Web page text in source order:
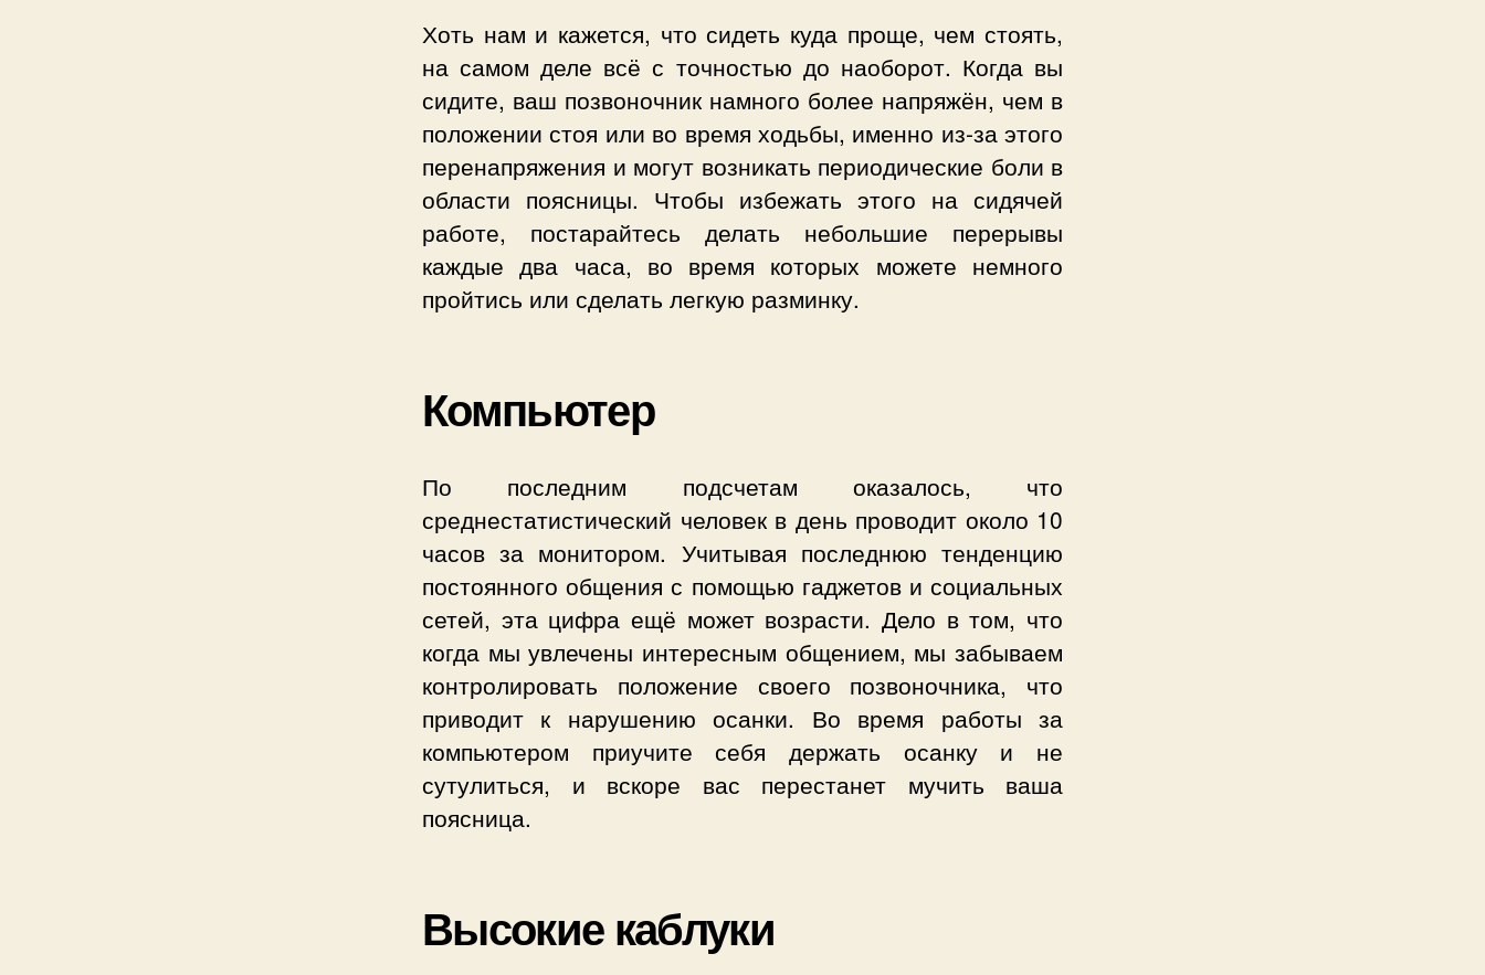
Хоть нам и кажется, что сидеть куда проще, чем стоять,
на самом деле всё с точностью до наоборот. Когда вы
сидите, ваш позвоночник намного более напряжён, чем в
положении стоя или во время ходьбы, именно из-за этого
перенапряжения и могут возникать периодические боли в
области поясницы. Чтобы избежать этого на сидячей
работе, постарайтесь делать небольшие перерывы
каждые два часа, во время которых можете немного
пройтись или сделать легкую разминку.
Компьютер
По последним подсчетам оказалось, что
среднестатистический человек в день проводит около 10
часов за монитором. Учитывая последнюю тенденцию
постоянного общения с помощью гаджетов и социальных
сетей, эта цифра ещё может возрасти. Дело в том, что
когда мы увлечены интересным общением, мы забываем
контролировать положение своего позвоночника, что
приводит к нарушению осанки. Во время работы за
компьютером приучите себя держать осанку и не
сутулиться, и вскоре вас перестанет мучить ваша
поясница.
Высокие каблуки